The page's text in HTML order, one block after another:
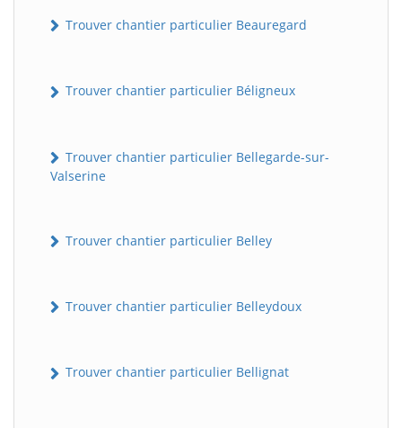
Trouver chantier particulier Beauregard
Trouver chantier particulier Béligneux
Trouver chantier particulier Bellegarde-sur-
Valserine
Trouver chantier particulier Belley
Trouver chantier particulier Belleydoux
Trouver chantier particulier Bellignat